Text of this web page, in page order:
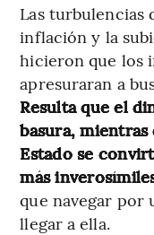
Las turbulencias
inflación y la
hicieron que los
apresuraran a
Resulta que el
basura,
Estado se
más
que navegar por
llegar a ella.